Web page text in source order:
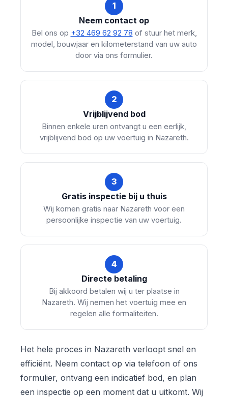
1
Neem contact op
Bel ons op +32 469 62 92 78 of stuur het merk,
model, bouwjaar en kilometerstand van uw auto
door via ons formulier.
2
Vrijblijvend bod
Binnen enkele uren ontvangt u een eerlijk,
vrijblijvend bod op uw voertuig in Nazareth.
3
Gratis inspectie bij u thuis
Wij komen gratis naar Nazareth voor een
persoonlijke inspectie van uw voertuig.
4
Directe betaling
Bij akkoord betalen wij u ter plaatse in
Nazareth. Wij nemen het voertuig mee en
regelen alle formaliteiten.
Het hele proces in Nazareth verloopt snel en
efficiënt. Neem contact op via telefoon of ons
formulier, ontvang een indicatief bod, en plan
een inspectie op een moment dat u uitkomt. Wij